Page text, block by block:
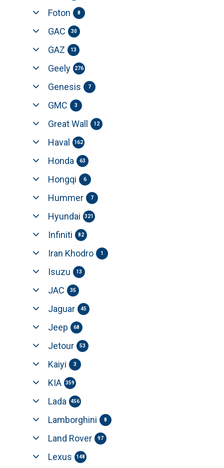
Foton 8
GAC 30
GAZ 13
Geely 276
Genesis 7
GMC 3
Great Wall 12
Haval 162
Honda 63
Hongqi 6
Hummer 7
Hyundai 321
Infiniti 82
Iran Khodro 1
Isuzu 13
JAC 35
Jaguar 45
Jeep 68
Jetour 53
Kaiyi 3
KIA 359
Lada 456
Lamborghini 8
Land Rover 97
Lexus 148